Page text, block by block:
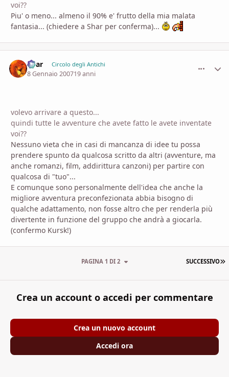
voi??
Piu' o meno... almeno il 90% e' frutto della mia malata
fantasia... (chiedere a Shar per conferma)...
Shar Circolo degli Antichi
8 Gennaio 200719 anni
volevo arrivare a questo...
quindi tutte le avventure che avete fatto le avete inventate
voi??
Nessuno vieta che in casi di mancanza di idee tu possa
prendere spunto da qualcosa scritto da altri (avventure, ma
anche romanzi, film, addirittura canzoni) per partire con
qualcosa di "tuo"...
E comunque sono personalmente dell'idea che anche la
migliore avventura preconfezionata abbia bisogno di
qualche adattamento, non fosse altro che per renderla più
divertente in funzione del gruppo che andrà a giocarla.
(confermo Kursk!)
SUCCESSIVO
PAGINA 1 DI 2
Crea un account o accedi per commentare
Crea un nuovo account
Accedi ora